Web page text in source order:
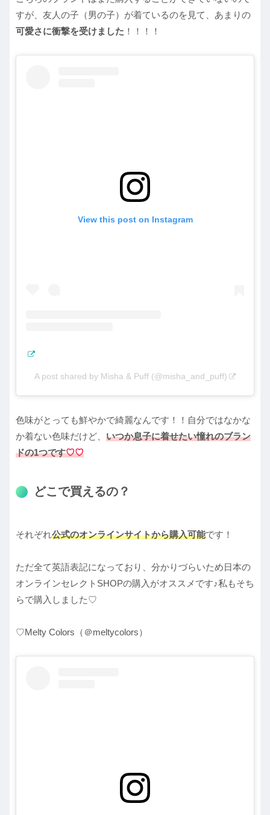
すが、友人の子（男の子）が着ているのを見て、あまりの
可愛さに衝撃を受けました ！！！！
View this post on Instagram
A post shared by Misha & Puff (@misha_and_puff)
色味がとっても鮮やかで綺麗なんです！！自分ではなかな
か着ない色味だけど、 いつか息子に着せたい憧れのブラン
ドの1つです♡♡
どこで買えるの？
それぞれ公式のオンラインサイトから購入可能です！
ただ全て英語表記になっており、分かりづらいため日本の
オンラインセレクトSHOPの購入がオススメです♪私もそち
らで購入しました♡
♡Melty Colors（＠meltycolors）